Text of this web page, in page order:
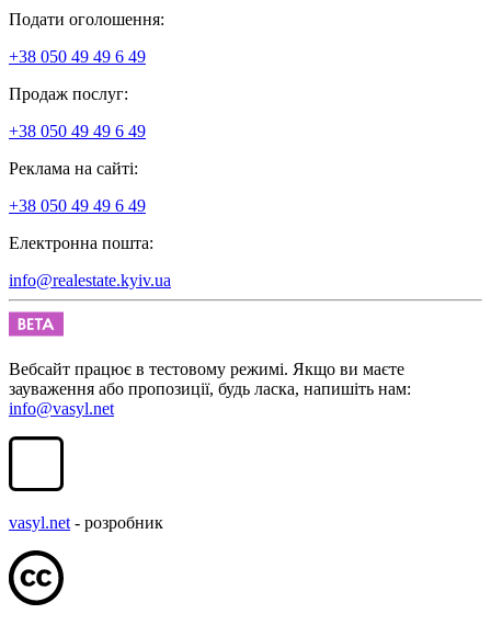
Подати оголошення:
+38 050 49 49 6 49
Продаж послуг:
+38 050 49 49 6 49
Реклама на сайті:
+38 050 49 49 6 49
Електронна пошта:
info@realestate.kyiv.ua
Вебсайт працює в тестовому режимі. Якщо ви маєте
зауваження або пропозиції, будь ласка, напишіть нам:
info@vasyl.net
vasyl.net - розробник